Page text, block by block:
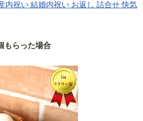
内祝い 結婚内祝い お返し 詰合せ 快気
もらった場合